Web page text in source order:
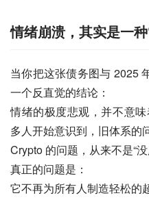
情绪崩溃，其实是一
当你把这张债务图与 2025
一个反直觉的结论：
情绪的极度悲观，并不意
多人开始意识到，旧体系的
Crypto 的问题，从来不是“没
真正的问题是：
它不再为所有人制造轻松的